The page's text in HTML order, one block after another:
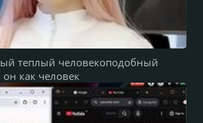
теплый человекоподобный
как человек